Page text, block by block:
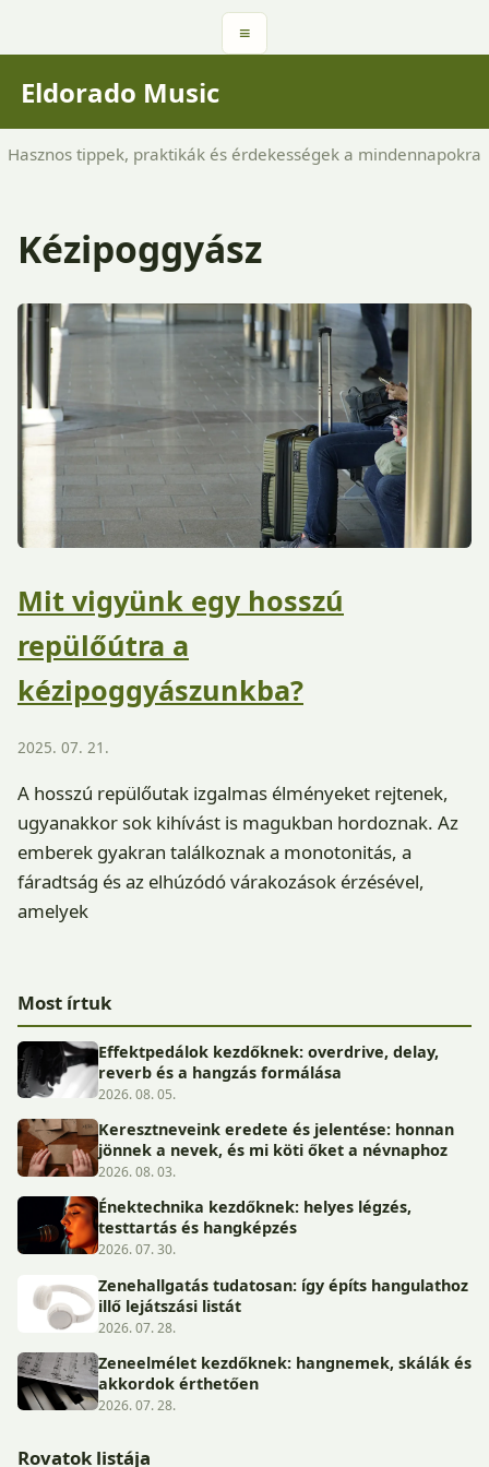
≡
Eldorado Music
Hasznos tippek, praktikák és érdekességek a mindennapokra
Kézipoggyász
Mit vigyünk egy hosszú
repülőútra a
kézipoggyászunkba?
2025. 07. 21.
A hosszú repülőutak izgalmas élményeket rejtenek,
ugyanakkor sok kihívást is magukban hordoznak. Az
emberek gyakran találkoznak a monotonitás, a
fáradtság és az elhúzódó várakozások érzésével,
amelyek
Most írtuk
Effektpedálok kezdőknek: overdrive, delay,
reverb és a hangzás formálása
2026. 08. 05.
Keresztneveink eredete és jelentése: honnan
jönnek a nevek, és mi köti őket a névnaphoz
2026. 08. 03.
Énektechnika kezdőknek: helyes légzés,
testtartás és hangképzés
2026. 07. 30.
Zenehallgatás tudatosan: így építs hangulathoz
illő lejátszási listát
2026. 07. 28.
Zeneelmélet kezdőknek: hangnemek, skálák és
akkordok érthetően
2026. 07. 28.
Rovatok listája